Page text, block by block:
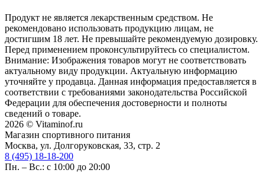
Продукт не является лекарственным средством. Не
рекомендовано использовать продукцию лицам, не
достигшим 18 лет. Не превышайте рекомендуемую дозировку.
Перед применением проконсультируйтесь со специалистом.
Внимание: Изображения товаров могут не соответствовать
актуальному виду продукции. Актуальную информацию
уточняйте у продавца. Данная информация предоставляется в
соответствии с требованиями законодательства Российской
Федерации для обеспечения достоверности и полноты
сведений о товаре.
2026 © Vitaminof.ru
Магазин спортивного питания
Москва, ул. Долгоруковская, 33, стр. 2
8 (495) 18-18-200
Пн. – Вс.: с 10:00 до 20:00